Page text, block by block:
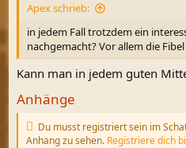
Apex schrieb:
in jedem Fall trotzdem ein
nachgemacht? Vor allem die
Kann man in jedem guten
Anhänge
Du musst registriert sein im
Anhang zu sehen. Registriere dich